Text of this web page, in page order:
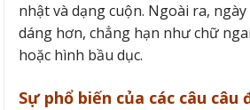
nhật và dạng cuộn. Ngoài ra,
dáng hơn, chẳng hạn như chữ
hoặc hình bầu dục.
Sự phổ biến của các câu câu